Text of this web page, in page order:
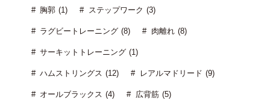
胸郭 (1) ステップワーク (3)
ラグビートレーニング (8) 肉離れ (8)
サーキットトレーニング (1)
ハムストリングス (12) レアルマドリード (9)
オールブラックス (4) 広背筋 (5)